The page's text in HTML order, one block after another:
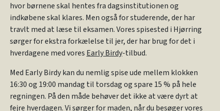
hvor børnene skal hentes fra dagsinstitutionen og
indkøbene skal klares. Men også for studerende, der har
travlt med at læse til eksamen. Vores spisested i Hjørring
sørger for ekstra forkælelse til jer, der har brug for det i
hverdagene med vores Early Birdy-tilbud.
Med Early Birdy kan du nemlig spise ude mellem klokken
16:30 og 19:00 mandag til torsdag og spare 15 % på hele
regningen. På den måde behøver det ikke at være dyrt at
fejre hverdagen. Vi sørger for maden, når du besøger vores